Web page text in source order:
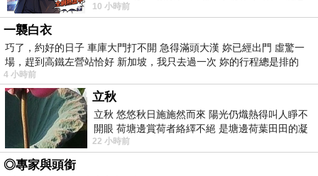
卡爾頓酒店的總統套房內，燈光昏
10 小時前
一襲白衣
巧了，約好的日子 車庫大門打不開 急得滿頭大漢 妳已經出門 虛驚一
場，趕到高鐵左營站恰好 新加坡，我只去過一次 妳的行程總是排的
4 小時前
立秋
立秋 悠悠秋日施施然而來 陽光仍熾熱得叫人睜不
開眼 荷塘邊賞荷者絡繹不絕 是塘邊荷葉田田的凝
望 風中飄逸的是映日荷花別樣紅
22 小時前
◎專家與頭銜